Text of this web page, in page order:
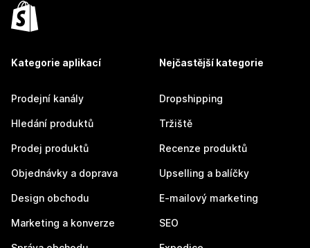
Kategorie aplikací
Prodejní kanály
Hledání produktů
Prodej produktů
Objednávky a doprava
Design obchodu
Marketing a konverze
Nejčastější kategorie
Dropshipping
Tržiště
Recenze produktů
Upselling a balíčky
E-mailový marketing
SEO